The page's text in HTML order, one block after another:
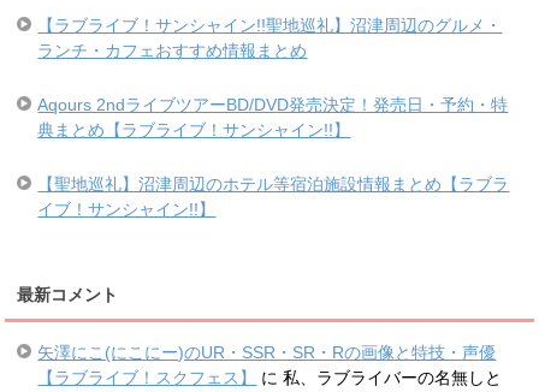
【ラブライブ！サンシャイン!!聖地巡礼】沼津周辺のグルメ・
ランチ・カフェおすすめ情報まとめ
Aqours 2ndライブツアーBD/DVD発売決定！発売日・予約・特
典まとめ【ラブライブ！サンシャイン!!】
【聖地巡礼】沼津周辺のホテル等宿泊施設情報まとめ【ラブラ
イブ！サンシャイン!!】
最新コメント
矢澤にこ(にこにー)のUR・SSR・SR・Rの画像と特技・声優
【ラブライブ！スクフェス】
に私、ラブライバーの名無しと